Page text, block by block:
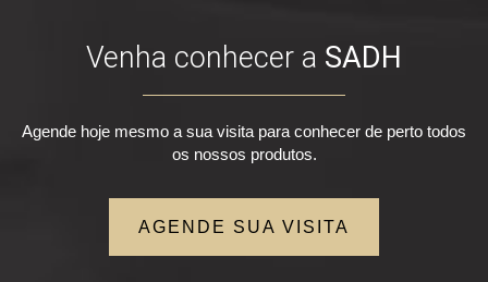
Venha conhecer a SADH
Agende hoje mesmo a sua visita para conhecer de perto todos
os nossos produtos.
AGENDE SUA VISITA